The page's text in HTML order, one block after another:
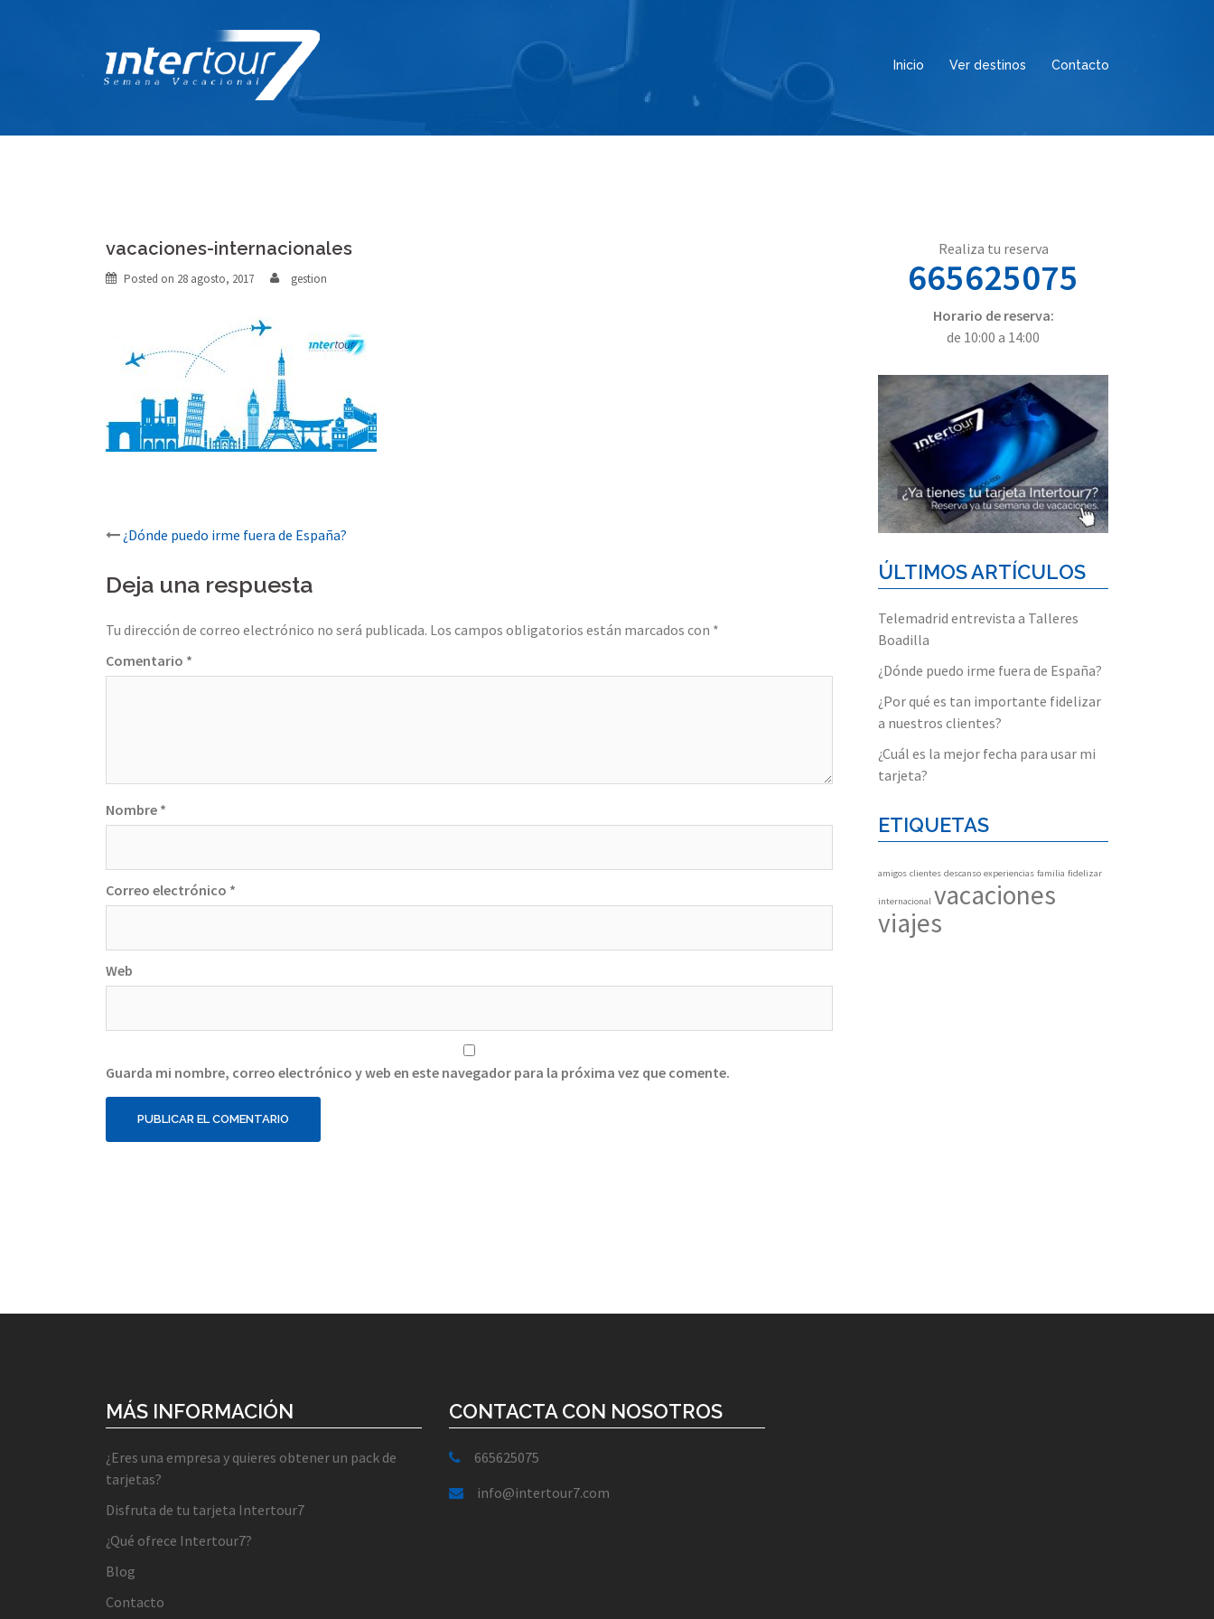
Inicio Ver destinos Contacto
vacaciones-internacionales
Posted on 28 agosto, 2017 gestion
Post
navigation
¿Dónde puedo irme fuera de España?
Deja una respuesta
Tu dirección de correo electrónico no será publicada. Los campos obligatorios están marcados con *
Comentario *
Nombre *
Correo electrónico *
Web
Guarda mi nombre, correo electrónico y web en este navegador para la próxima vez que comente.
Realiza tu reserva
665625075
Horario de reserva:
de 10:00 a 14:00
ÚLTIMOS ARTÍCULOS
Telemadrid entrevista a Talleres
Boadilla
¿Dónde puedo irme fuera de España?
¿Por qué es tan importante fidelizar
a nuestros clientes?
¿Cuál es la mejor fecha para usar mi
tarjeta?
ETIQUETAS
amigos clientes descanso experiencias familia fidelizar
internacional vacaciones
viajes
MÁS INFORMACIÓN
¿Eres una empresa y quieres obtener un pack de
tarjetas?
Disfruta de tu tarjeta Intertour7
¿Qué ofrece Intertour7?
Blog
Contacto
CONTACTA CON NOSOTROS
665625075
info@intertour7.com